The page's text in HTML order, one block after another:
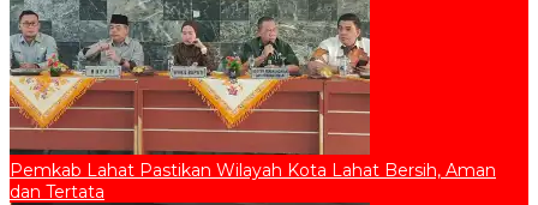
Pemkab Lahat Pastikan Wilayah Kota Lahat Bersih, Aman
dan Tertata